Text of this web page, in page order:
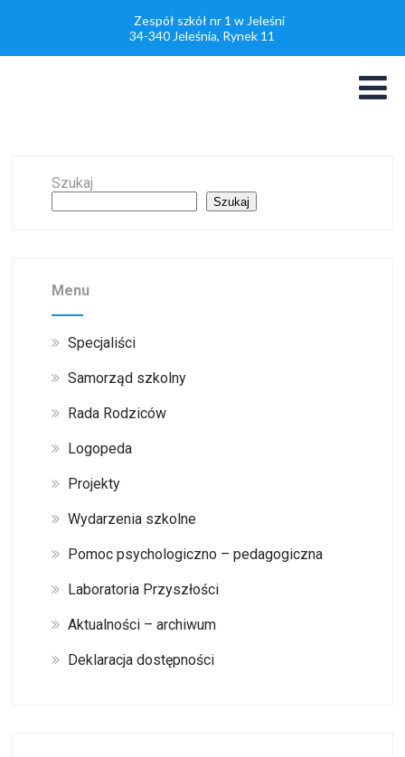
Zespół szkół nr 1 w Jeleśni
34-340 Jeleśnia, Rynek 11
Szukaj
Szukaj
Menu
Specjaliści
Samorząd szkolny
Rada Rodziców
Logopeda
Projekty
Wydarzenia szkolne
Pomoc psychologiczno – pedagogiczna
Laboratoria Przyszłości
Aktualności – archiwum
Deklaracja dostępności